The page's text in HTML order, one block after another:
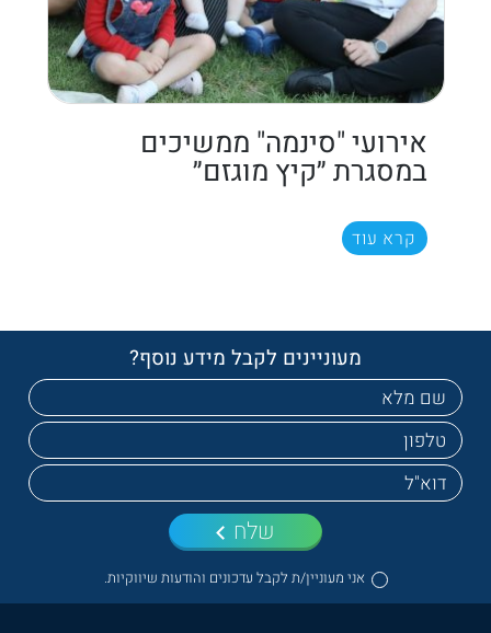
אירועי "סינמה" ממשיכים
במסגרת ״קיץ מוגזם״
קרא עוד
מעוניינים לקבל מידע נוסף?
אני מעוניין/ת לקבל עדכונים והודעות שיווקיות.
שלח